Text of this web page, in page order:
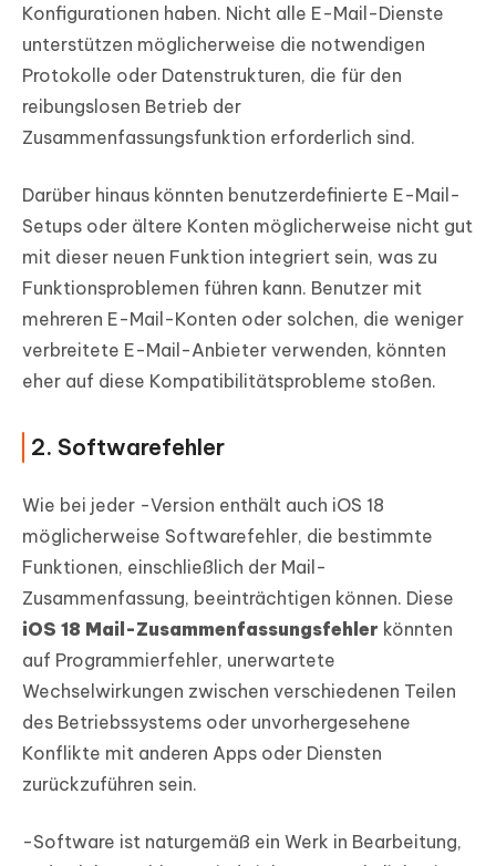
Konfigurationen haben. Nicht alle E-Mail-Dienste
unterstützen möglicherweise die notwendigen
Protokolle oder Datenstrukturen, die für den
reibungslosen Betrieb der
Zusammenfassungsfunktion erforderlich sind.
Darüber hinaus könnten benutzerdefinierte E-Mail-
Setups oder ältere Konten möglicherweise nicht gut
mit dieser neuen Funktion integriert sein, was zu
Funktionsproblemen führen kann. Benutzer mit
mehreren E-Mail-Konten oder solchen, die weniger
verbreitete E-Mail-Anbieter verwenden, könnten
eher auf diese Kompatibilitätsprobleme stoßen.
2. Softwarefehler
Wie bei jeder -Version enthält auch iOS 18
möglicherweise Softwarefehler, die bestimmte
Funktionen, einschließlich der Mail-
Zusammenfassung, beeinträchtigen können. Diese
iOS 18 Mail-Zusammenfassungsfehler könnten
auf Programmierfehler, unerwartete
Wechselwirkungen zwischen verschiedenen Teilen
des Betriebssystems oder unvorhergesehene
Konflikte mit anderen Apps oder Diensten
zurückzuführen sein.
-Software ist naturgemäß ein Werk in Bearbeitung,